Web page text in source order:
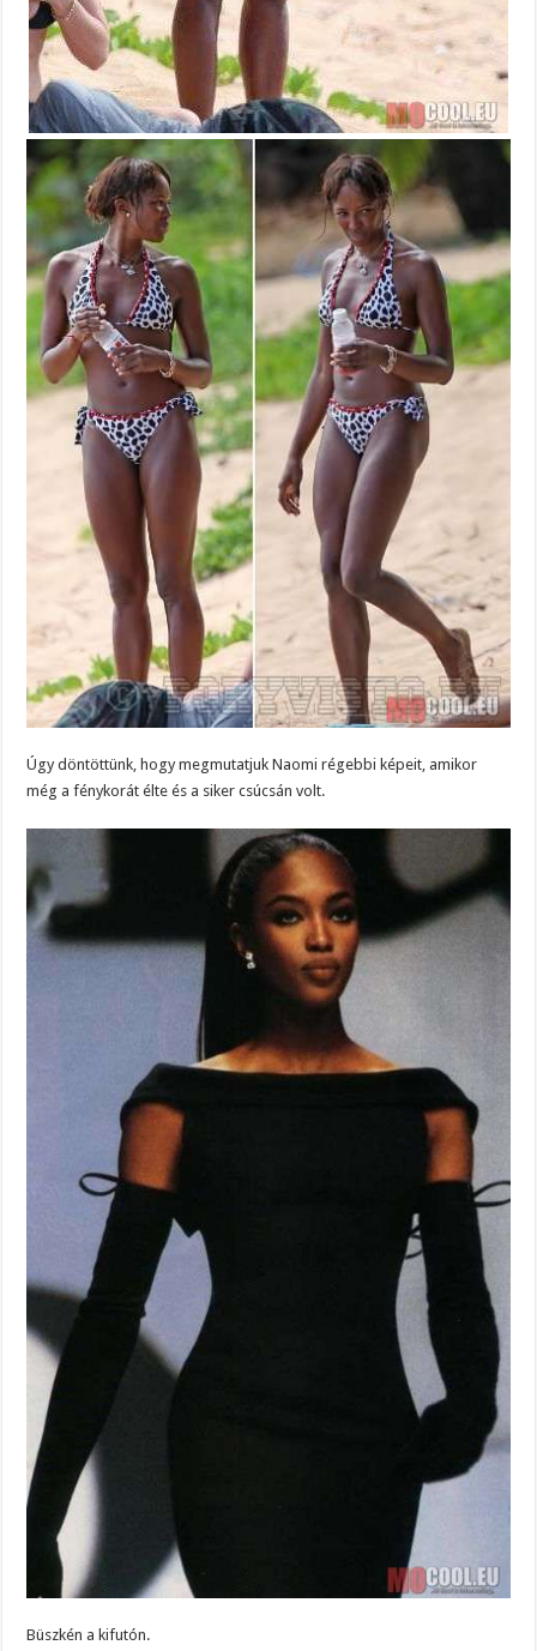
Úgy döntöttünk, hogy megmutatjuk Naomi régebbi képeit, amikor
még a fénykorát élte és a siker csúcsán volt.
Büszkén a kifutón.